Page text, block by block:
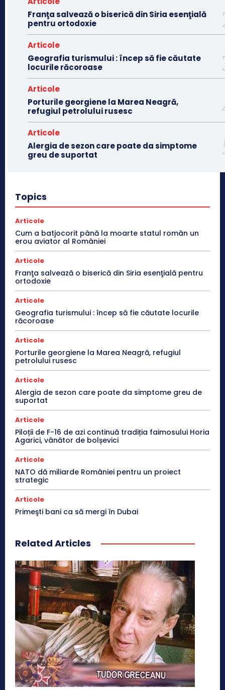
Franţa salvează o biserică din Siria esenţială
pentru ortodoxie
Articole
Geografia turismului : încep să fie căutate
locurile răcoroase
Articole
Porturile georgiene la Marea Neagră,
refugiul petrolului rusesc
Articole
Alergia de sezon care poate da simptome
greu de suportat
Topics
Articole
Cum a batjocorit până la moarte statul român un
erou aviator al României
Articole
Franţa salvează o biserică din Siria esenţială pentru
ortodoxie
Articole
Geografia turismului : încep să fie căutate locurile
răcoroase
Articole
Porturile georgiene la Marea Neagră, refugiul
petrolului rusesc
Articole
Alergia de sezon care poate da simptome greu de
suportat
Articole
Piloții de F-16 de azi continuă tradiția faimosului Horia
Agarici, vânător de bolșevici
Articole
NATO dă miliarde României pentru un proiect
strategic
Articole
Primeşti bani ca să mergi în Dubai
Related Articles